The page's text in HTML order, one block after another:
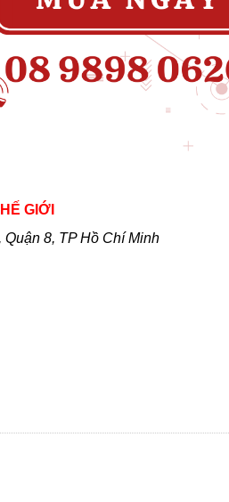
GIỚI
8, TP Hồ Chí Minh